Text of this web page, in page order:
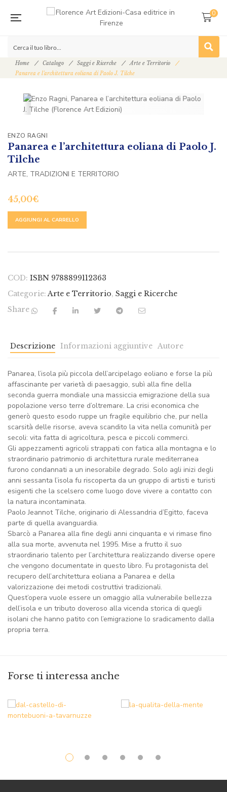
0
Home Catalogo Saggi e Ricerche
Arte e Territorio
Panarea e l’architettura eoliana di Paolo J. Tilche
ENZO RAGNI
Panarea e l’architettura eoliana di Paolo J.
Tilche
ARTE, TRADIZIONI E TERRITORIO
45,00€
AGGIUNGI AL CARRELLO
COD: ISBN 9788899112363
Categorie: Arte e Territorio, Saggi e Ricerche
Share
Descrizione Informazioni aggiuntive Autore
Panarea, l’isola più piccola dell’arcipelago eoliano e forse la più
affascinante per varietà di paesaggio, subì alla fine della
seconda guerra mondiale una massiccia emigrazione della sua
popolazione verso terre d’oltremare. La crisi economica che
generò questo esodo ruppe un fragile equilibrio che, pur nella
scarsità delle risorse, aveva scandito la vita nella comunità per
secoli: vita fatta di agricoltura, pesca e piccoli commerci.
Gli appezzamenti agricoli strappati con fatica alla montagna e lo
straordinario patrimonio di architettura rurale mediterranea
furono condannati a un inesorabile degrado. Solo agli inizi degli
anni sessanta l’isola fu riscoperta da un gruppo di artisti e turisti
esigenti che la scelsero come luogo dove vivere a contatto con
la natura incontaminata.
Paolo Jeannot Tilche, originario di Alessandria d’Egitto, faceva
parte di quella avanguardia.
Sbarcò a Panarea alla fine degli anni cinquanta e vi rimase fino
alla sua morte, avvenuta nel 1995. Mise a frutto il suo
straordinario talento per l’architettura realizzando diverse opere
che vengono documentate in questo libro. Fu protagonista del
recupero dell’architettura eoliana a Panarea e della
valorizzazione dei metodi costruttivi tradizionali.
Quest’opera vuole essere un omaggio alla vulnerabile bellezza
dell’isola e un tributo doveroso alla vicenda storica di quegli
isolani che hanno patito con l’emigrazione lo sradicamento dalla
propria terra.
Forse ti interessa anche